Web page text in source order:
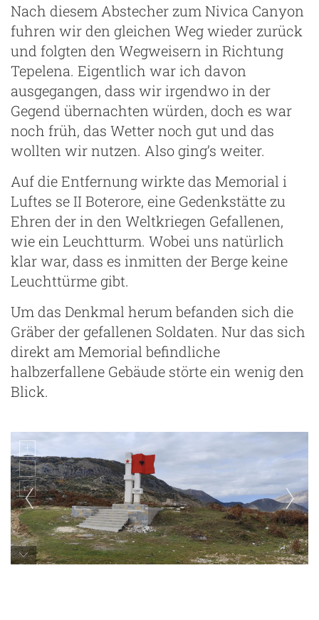
Nach diesem Abstecher zum Nivica Canyon
fuhren wir den gleichen Weg wieder zurück
und folgten den Wegweisern in Richtung
Tepelena. Eigentlich war ich davon
ausgegangen, dass wir irgendwo in der
Gegend übernachten würden, doch es war
noch früh, das Wetter noch gut und das
wollten wir nutzen. Also ging’s weiter.
Auf die Entfernung wirkte das Memorial i
Luftes se II Boterore, eine Gedenkstätte zu
Ehren der in den Weltkriegen Gefallenen,
wie ein Leuchtturm. Wobei uns natürlich
klar war, dass es inmitten der Berge keine
Leuchttürme gibt.
Um das Denkmal herum befanden sich die
Gräber der gefallenen Soldaten. Nur das sich
direkt am Memorial befindliche
halbzerfallene Gebäude störte ein wenig den
Blick.